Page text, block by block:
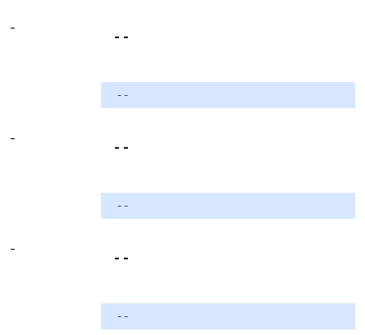
-
- -
- -
-
- -
- -
-
- -
- -